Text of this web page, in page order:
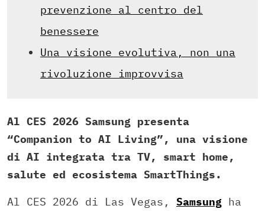
prevenzione al centro del
benessere
Una visione evolutiva, non una
rivoluzione improvvisa
Al CES 2026 Samsung presenta
“Companion to AI Living”, una visione
di AI integrata tra TV, smart home,
salute ed ecosistema SmartThings.
Al CES 2026 di Las Vegas, Samsung ha